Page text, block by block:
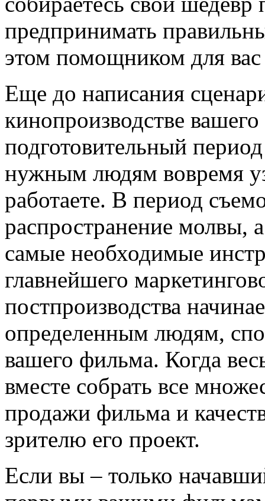
предпринимать
этом помощником для вас
Еще до написания
кинопроизводстве
подготовительный
нужным людям вовремя
работаете. В период
распространение молвы,
самые необходимые
главнейшего
постпроизводства
определенным людям,
вашего фильма. Когда
вместе собрать все
продажи фильма и
зрителю его проект.
Если вы – только